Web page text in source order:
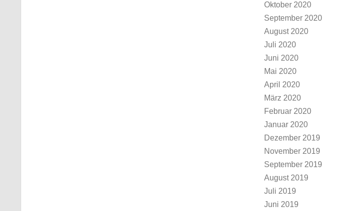
Oktober 2020
September 2020
August 2020
Juli 2020
Juni 2020
Mai 2020
April 2020
März 2020
Februar 2020
Januar 2020
Dezember 2019
November 2019
September 2019
August 2019
Juli 2019
Juni 2019